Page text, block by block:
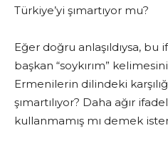
Türkiye’yi şımartıyor mu?
Eğer doğru anlaşıldıysa,
başkan “soykırım”
Ermenilerin dilindeki
şımartılıyor? Daha ağır
kullanmamış mı demek